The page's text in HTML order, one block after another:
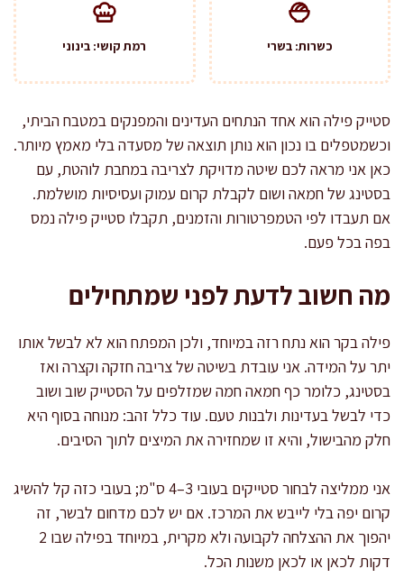
כשרות: בשרי רמת קושי: בינוני
סטייק פילה הוא אחד הנתחים העדינים והמפנקים במטבח הביתי,
וכשמטפלים בו נכון הוא נותן תוצאה של מסעדה בלי מאמץ מיותר.
כאן אני מראה לכם שיטה מדויקת לצריבה במחבת לוהטת, עם
בסטינג של חמאה ושום לקבלת קרום עמוק ועסיסיות מושלמת.
אם תעבדו לפי הטמפרטורות והזמנים, תקבלו סטייק פילה נמס
בפה בכל פעם.
מה חשוב לדעת לפני שמתחילים
פילה בקר הוא נתח רזה במיוחד, ולכן המפתח הוא לא לבשל אותו
יתר על המידה. אני עובדת בשיטה של צריבה חזקה וקצרה ואז
בסטינג, כלומר כף חמאה חמה שמזלפים על הסטייק שוב ושוב
כדי לבשל בעדינות ולבנות טעם. עוד כלל זהב: מנוחה בסוף היא
חלק מהבישול, והיא זו שמחזירה את המיצים לתוך הסיבים.
אני ממליצה לבחור סטייקים בעובי 3–4 ס"מ; בעובי כזה קל להשיג
קרום יפה בלי לייבש את המרכז. אם יש לכם מדחום לבשר, זה
יהפוך את ההצלחה לקבועה ולא מקרית, במיוחד בפילה שבו 2
דקות לכאן או לכאן משנות הכל.